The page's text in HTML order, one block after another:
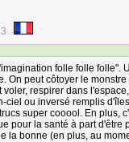
folle folle folle".
On peut côtoyer le
respirer dans
ciel ou inversé remplis
super cooool. En plus,
pour la santé à part d'être
la bonne (en plus, au